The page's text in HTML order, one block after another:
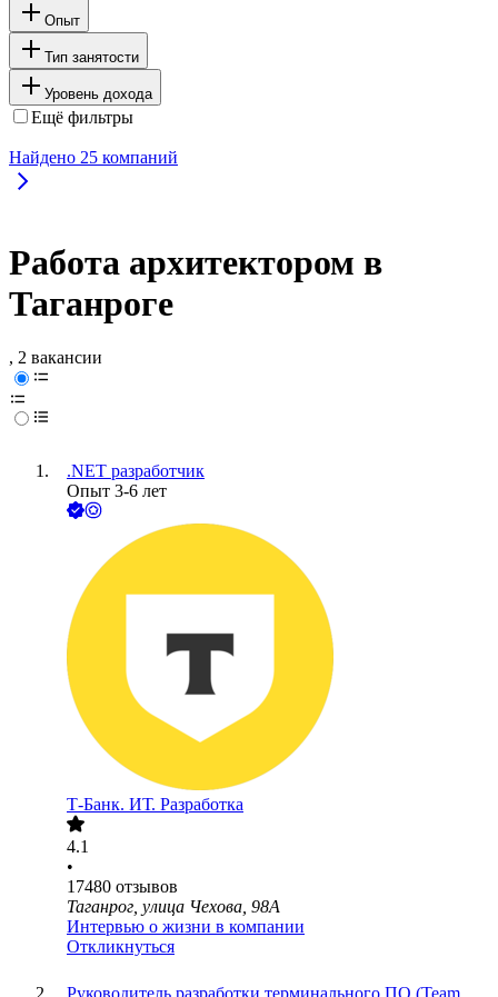
Опыт
Тип занятости
Уровень дохода
Ещё фильтры
Найдено 25 компаний
Работа архитектором в
Таганроге
, 2 вакансии
.NET разработчик
Опыт 3-6 лет
Т-Банк. ИТ. Разработка
4.1
•
17480 отзывов
Таганрог, улица Чехова, 98А
Интервью о жизни в компании
Откликнуться